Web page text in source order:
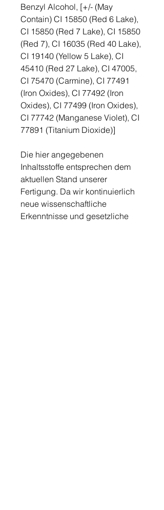
Benzyl Alcohol, [+/- (May
Contain) CI 15850 (Red 6 Lake),
CI 15850 (Red 7 Lake), CI 15850
(Red 7), CI 16035 (Red 40 Lake),
CI 19140 (Yellow 5 Lake), CI
45410 (Red 27 Lake), CI 47005,
CI 75470 (Carmine), CI 77491
(Iron Oxides), CI 77492 (Iron
Oxides), CI 77499 (Iron Oxides),
CI 77742 (Manganese Violet), CI
77891 (Titanium Dioxide)]
Die hier angegebenen
Inhaltsstoffe entsprechen dem
aktuellen Stand unserer
Fertigung. Da wir kontinuierlich
neue wissenschaftliche
Erkenntnisse und gesetzliche